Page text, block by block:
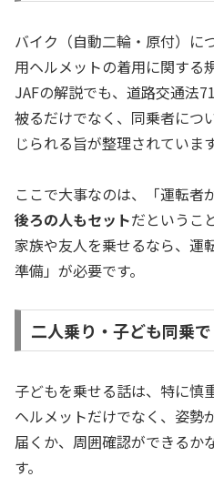
バイク（自動二輪・原付）に
用ヘルメットの着用に関する
JAFの解説でも、道路交通法
被るだけでなく、同乗者につ
じられる旨が整理されています
ここで大事なのは、「運転者
後ろの人もセットだというこ
家族や友人を乗せるなら、運
準備」が必要です。
二人乗り・子ども同乗
子どもを乗せる話は、特に慎
ヘルメットだけでなく、姿勢
届くか、周囲確認ができるか
す。